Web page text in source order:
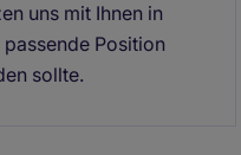
uns mit Ihnen in
Position
sollte.